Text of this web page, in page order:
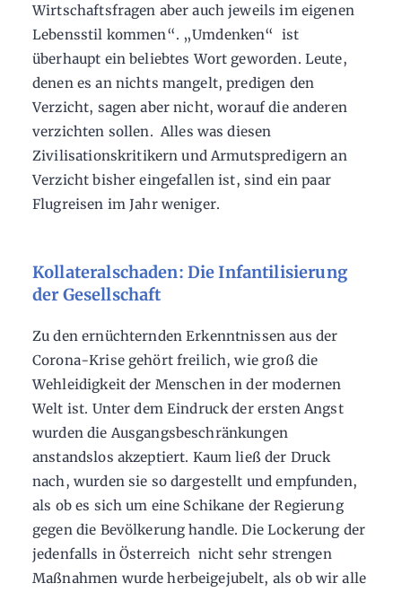
Wirtschaftsfragen aber auch jeweils im eigenen
Lebensstil kommen“. „Umdenken“ ist
überhaupt ein beliebtes Wort geworden. Leute,
denen es an nichts mangelt, predigen den
Verzicht, sagen aber nicht, worauf die anderen
verzichten sollen. Alles was diesen
Zivilisationskritikern und Armutspredigern an
Verzicht bisher eingefallen ist, sind ein paar
Flugreisen im Jahr weniger.
Kollateralschaden: Die Infantilisierung
der Gesellschaft
Zu den ernüchternden Erkenntnissen aus der
Corona-Krise gehört freilich, wie groß die
Wehleidigkeit der Menschen in der modernen
Welt ist. Unter dem Eindruck der ersten Angst
wurden die Ausgangsbeschränkungen
anstandslos akzeptiert. Kaum ließ der Druck
nach, wurden sie so dargestellt und empfunden,
als ob es sich um eine Schikane der Regierung
gegen die Bevölkerung handle. Die Lockerung der
jedenfalls in Österreich nicht sehr strengen
Maßnahmen wurde herbeigejubelt, als ob wir alle